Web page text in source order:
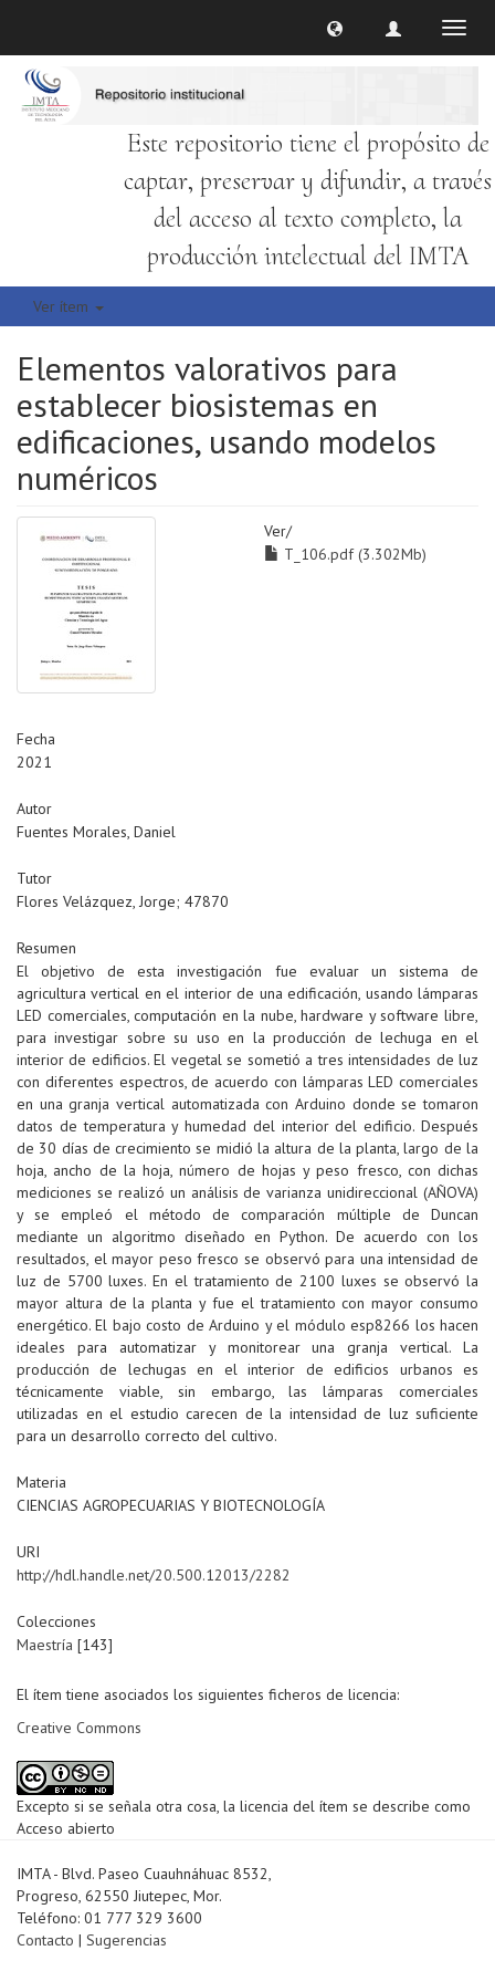
Este repositorio tiene el propósito de
captar, preservar y difundir, a través
del acceso al texto completo, la
producción intelectual del IMTA
Ver ítem
Elementos valorativos para
establecer biosistemas en
edificaciones, usando modelos
numéricos
Ver/
T_106.pdf (3.302Mb)
Fecha
2021
Autor
Fuentes Morales, Daniel
Tutor
Flores Velázquez, Jorge; 47870
Resumen
El objetivo de esta investigación fue evaluar un sistema de
agricultura vertical en el interior de una edificación, usando lámparas
LED comerciales, computación en la nube, hardware y software libre,
para investigar sobre su uso en la producción de lechuga en el
interior de edificios. El vegetal se sometió a tres intensidades de luz
con diferentes espectros, de acuerdo con lámparas LED comerciales
en una granja vertical automatizada con Arduino donde se tomaron
datos de temperatura y humedad del interior del edificio. Después
de 30 días de crecimiento se midió la altura de la planta, largo de la
hoja, ancho de la hoja, número de hojas y peso fresco, con dichas
mediciones se realizó un análisis de varianza unidireccional (AÑOVA)
y se empleó el método de comparación múltiple de Duncan
mediante un algoritmo diseñado en Python. De acuerdo con los
resultados, el mayor peso fresco se observó para una intensidad de
luz de 5700 luxes. En el tratamiento de 2100 luxes se observó la
mayor altura de la planta y fue el tratamiento con mayor consumo
energético. El bajo costo de Arduino y el módulo esp8266 los hacen
ideales para automatizar y monitorear una granja vertical. La
producción de lechugas en el interior de edificios urbanos es
técnicamente viable, sin embargo, las lámparas comerciales
utilizadas en el estudio carecen de la intensidad de luz suficiente
para un desarrollo correcto del cultivo.
Materia
CIENCIAS AGROPECUARIAS Y BIOTECNOLOGÍA
URI
http://hdl.handle.net/20.500.12013/2282
Colecciones
Maestría [143]
El ítem tiene asociados los siguientes ficheros de licencia:
Creative Commons
Excepto si se señala otra cosa, la licencia del ítem se describe como
Acceso abierto
IMTA - Blvd. Paseo Cuauhnáhuac 8532,
Progreso, 62550 Jiutepec, Mor.
Teléfono: 01 777 329 3600
Contacto | Sugerencias